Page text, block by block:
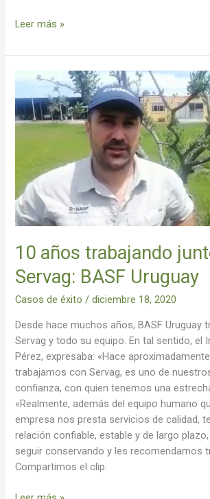
Leer más »
10 años trabajando
Servag: BASF Uruguay
Casos de éxito /diciembre 18, 2020
Desde hace muchos años, BASF Uruguay
Servag y todo su equipo. En tal sentido, el
Pérez, expresaba: «Hace
trabajamos con Servag, es uno de
confianza, con quien tenemos una
«Realmente, además del equipo humano
empresa nos presta servicios de calidad,
relación confiable, estable y de largo
seguir conservando y les recomendamos
Compartimos el clip:
trabajando
junto
a
BASF
Uruguay